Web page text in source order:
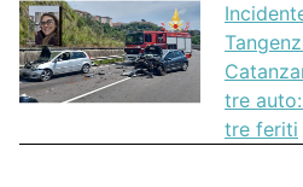
tre
tre feriti